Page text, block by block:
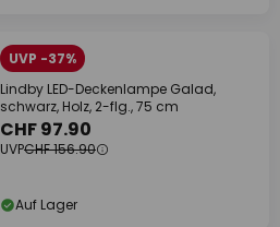
UVP -37%
Lindby LED-Deckenlampe Galad,
schwarz, Holz, 2-flg., 75 cm
CHF 97.90
UVPCHF 156.90
Auf Lager